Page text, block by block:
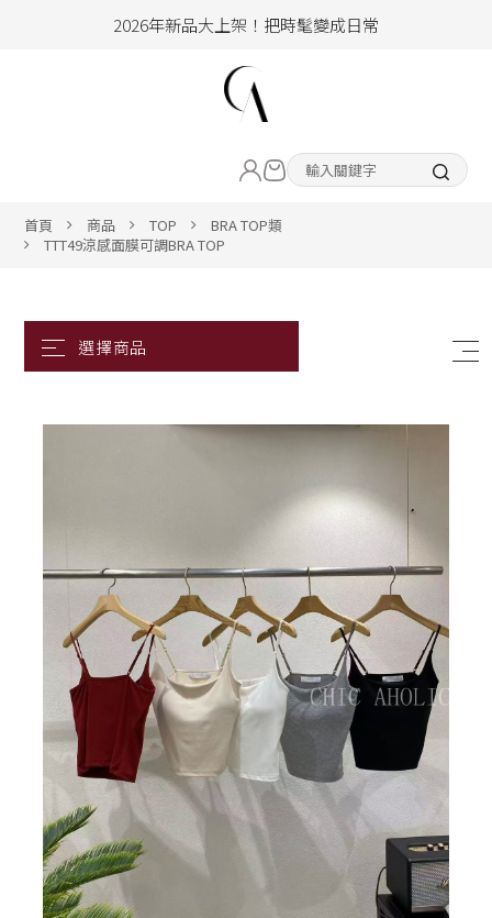
2026年新品大上架！把時髦變成日常
hello !! Happy to 2026
2026年新品大上架！把時髦變成日常
ALL ITEM
CA made
首頁 商品 TOP
BRA TOP類
TTT49涼感面膜可調BRA TOP